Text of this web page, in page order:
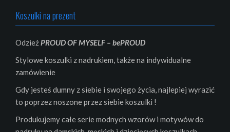
Koszulki na prezent
OdzieżPROUD OF MYSELF – bePROUD
Stylowe koszulki z nadrukiem, także na indywidualne
zamówienie
Gdy jesteś dumny z siebie i swojego życia, najlepiej wyrazić
to poprzez noszone przez siebie koszulki !
Produkujemy całe serie modnych wzorów i motywów do